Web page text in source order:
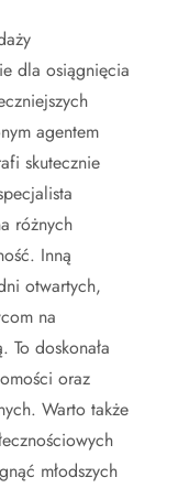
dla osiągnięcia
agentem
skutecznie
różnych
Inną
otwartych,
na
doskonała
oraz
Warto także
młodszych